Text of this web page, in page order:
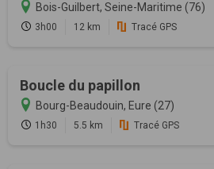
Bois-Guilbert, Seine-Maritime (76)
3h00 12 km Tracé GPS
Boucle du papillon
Bourg-Beaudouin, Eure (27)
1h30 5.5 km Tracé GPS